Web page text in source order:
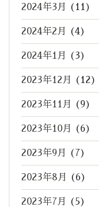
2024年3月 (11)
2024年2月 (4)
2024年1月 (3)
2023年12月 (12)
2023年11月 (9)
2023年10月 (6)
2023年9月 (7)
2023年8月 (6)
2023年7月 (5)